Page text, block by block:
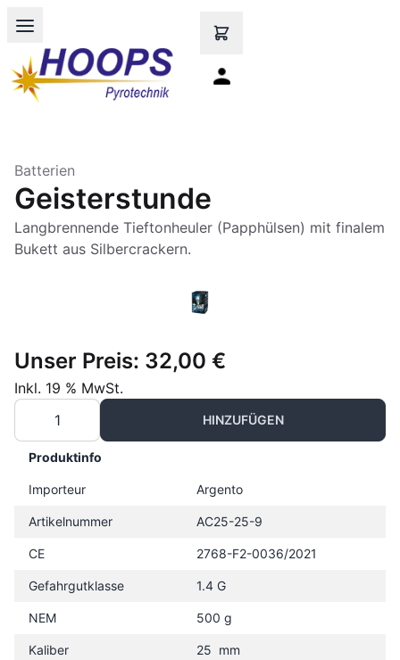
Open main menu
Batterien
Geisterstunde
Langbrennende Tieftonheuler (Papphülsen) mit finalem
Bukett aus Silbercrackern.
Unser Preis: 32,00 €
Inkl. 19 % MwSt.
HINZUFÜGEN
Produktinfo
Importeur Argento
Artikelnummer AC25-25-9
CE 2768-F2-0036/2021
Gefahrgutklasse 1.4 G
NEM 500 g
Kaliber 25 mm